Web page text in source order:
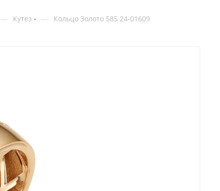
— Кутез — Кольцо Золото 585 24-01609